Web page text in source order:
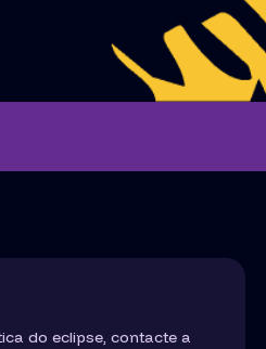
do eclipse, contacte a